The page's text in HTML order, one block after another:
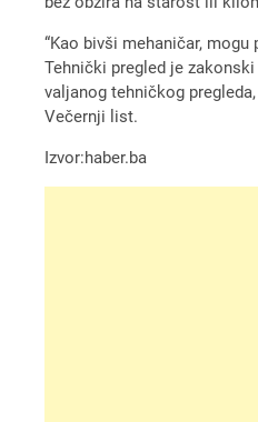
“Kao bivši mehaničar,
Tehnički pregled je
valjanog tehničkog
Večernji list.
Izvor:haber.ba